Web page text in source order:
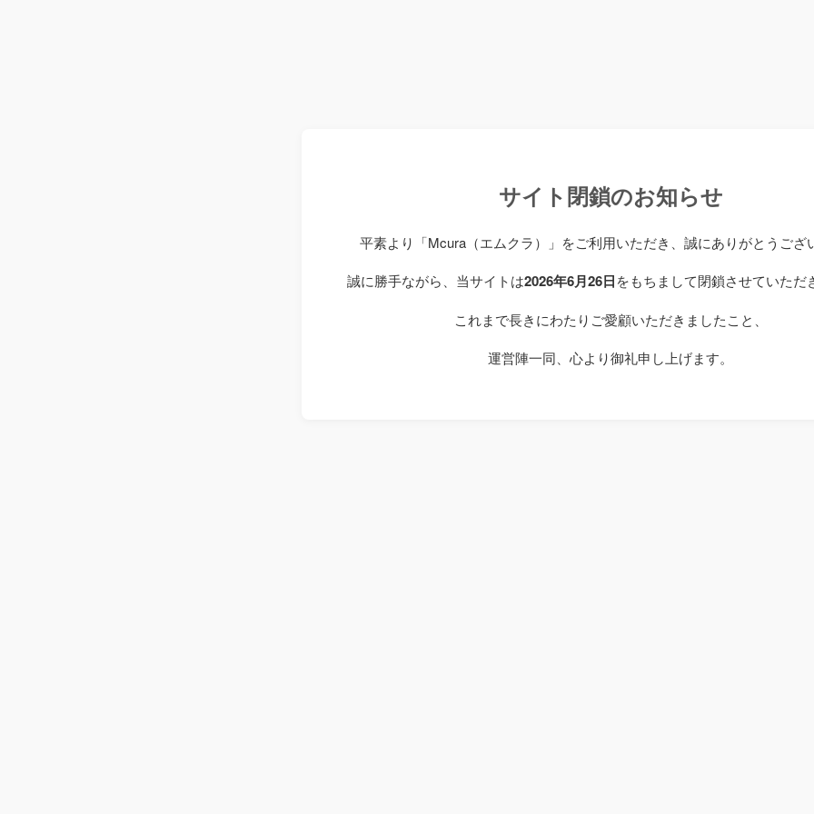
サイト閉鎖のお知らせ
平素より「Mcura（エムクラ）」をご利用いただき、誠にありがとうござ
誠に勝手ながら、当サイトは2026年6月26日をもちまして閉鎖させていただ
これまで長きにわたりご愛顧いただきましたこと、
運営陣一同、心より御礼申し上げます。